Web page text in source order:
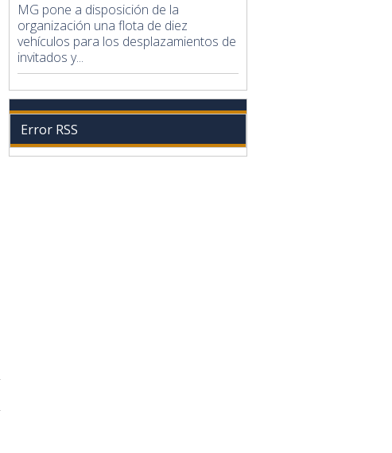
MG pone a disposición de la
organización una flota de diez
vehículos para los desplazamientos de
invitados y...
Error RSS